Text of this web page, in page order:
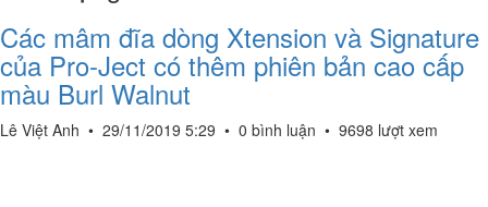
Các mâm đĩa dòng Xtension và Signature
của Pro-Ject có thêm phiên bản cao cấp
màu Burl Walnut
Lê Việt Anh • 29/11/2019 5:29 • 0 bình luận • 9698 lượt xem